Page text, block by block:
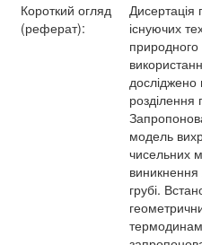
Короткий огляд
(реферат):
існуючих
розділення
модель
чисельних
грубі.